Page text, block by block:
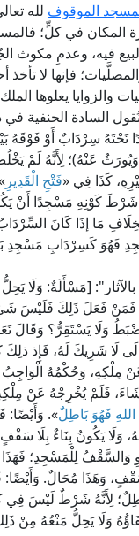
الموقوف لله
المكان في كلٍّ؛
فيه، وعدمِ مكوث
فإنها لا
والزوايا يعلوها
السادة الحنفية في
سِرْدَابٌ أَوْ فَوْقَهُ
عَنْهُ)؛ لِأَنَّهُ لَمْ
كَذَا فِي «فَتْحِ الْقَدِيرِ
كَوْنِهِ مَسْجِدًا أَنْ
18] بِخِلَافِ مَا إذَا كَانَ
فَهُوَ كَسِرْدَابِ مَسْجِدِ
[مَسْأَلَةٌ: وَلَا
فَمَنْ فَعَلَ ذَلِكَ فَلَيْسَ
وَلَا يَسْتَقِرُّ؟ وَقَالَ
لَا شَرِيكَ لَهُ، فَإِذ
مِلْكِهِ، وَحُكْمُهُ
فَلَمْ يُخْرِجْهُ عَنْ
فَهُوَ بَاطِلٌ». وَأَيْضًا:
يَكُونُ بِنَاءٌ بِلَا
وَالسَّقْفُ لِلْمَسْجِدِ؛
سَقْفٍ، وَهَذَا مُحَالٌ.
لِأَنَّهُ شَرْطٌ لَيْسَ فِي
وَلَا يَحِلُّ مَنْعُهُ مِنْ